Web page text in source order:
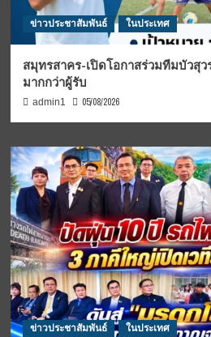
ข่าวประชาสัมพันธ์ ในประเทศ
สมุทรสาคร-เปิดโอกาสร่วมทีมบัวสุว
มากกว่าผู้รับ
admin1 05/08/2026
ข่าวประชาสัมพันธ์ ในประเทศ